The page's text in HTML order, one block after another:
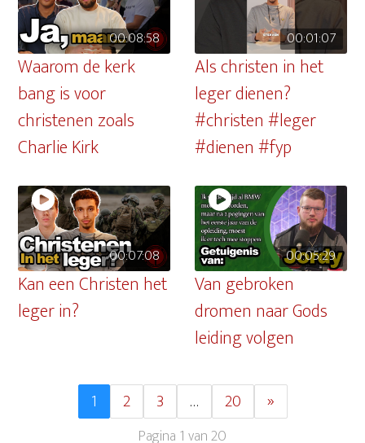
00:08:58
Waarom de kerk
bang is voor
christenen zoals
Charlie Kirk
00:01:07
Als christen in het
leger dienen?
#christen #leger
#dienen #fyp
00:07:08
Kan een Christen het
leger in?
00:05:29
Van gebroken
dromen naar Gods
leiding volgen
1 2 3 … 20 »
Pagina 1 van 20